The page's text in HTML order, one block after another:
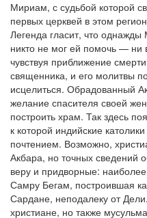
Мириам, с судьбой которой
первых церквей в этом
Легенда гласит, что
никто не мог ей помочь — ни
чувствуя приближение
священника, и его молитвы
исцелиться. Обрадованный
желание спасителя своей
построить храм. Так здесь
к которой индийские
почтением. Возможно,
Акбара, но точных сведений
веру и придворные:
Самру Бегам, построившая
Сардане, неподалеку от
христиане, но также